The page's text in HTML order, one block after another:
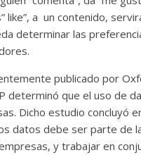
like”, a un contenido,
determinar las
publicado por
determinó que el uso de
Dicho estudio concluyó
datos debe ser parte de
y trabajar en